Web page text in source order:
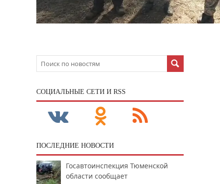
CОЦИАЛЬНЫЕ СЕТИ И RSS
ПОСЛЕДНИЕ НОВОСТИ
Госавтоинспекция Тюменской
области сообщает